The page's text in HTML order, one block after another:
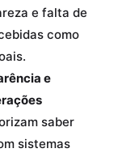
e falta de
como
e
saber
sistemas